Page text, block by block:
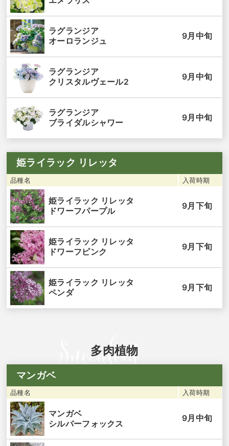
ラグランジア
オーロランジュ
9月中旬
ラグランジア
クリスタルヴェール2
9月中旬
ラグランジア
ブライダルシャワー
9月中旬
姫ライラック リレッタ
品種名 入荷時期
姫ライラック リレッタ
ドワーフパープル
9月下旬
姫ライラック リレッタ
ドワーフピンク
9月下旬
姫ライラック リレッタ
ペンダ
9月下旬
多肉植物
マンガベ
品種名 入荷時期
マンガベ
シルバーフォックス
9月中旬